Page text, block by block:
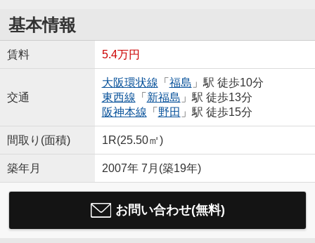
基本情報
賃料 5.4万円
交通
大阪環状線 「 福島 」駅 徒歩10分
東西線 「 新福島 」駅 徒歩13分
阪神本線 「 野田 」駅 徒歩15分
間取り(面積) 1R(25.50㎡)
築年月 2007年 7月(築19年)
お問い合わせ(無料)